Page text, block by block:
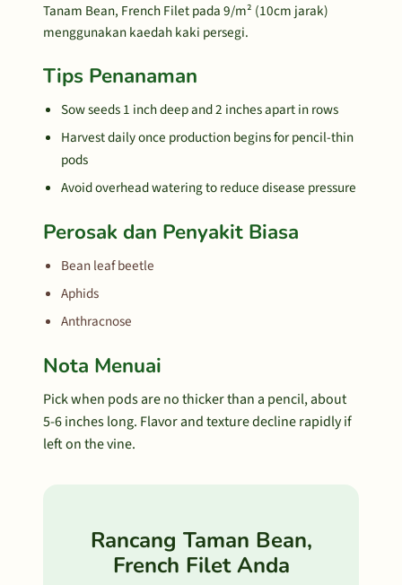
Tanam Bean, French Filet pada 9/m² (10cm jarak)
menggunakan kaedah kaki persegi.
Tips Penanaman
Sow seeds 1 inch deep and 2 inches apart in rows
Harvest daily once production begins for pencil-thin
pods
Avoid overhead watering to reduce disease pressure
Perosak dan Penyakit Biasa
Bean leaf beetle
Aphids
Anthracnose
Nota Menuai
Pick when pods are no thicker than a pencil, about
5-6 inches long. Flavor and texture decline rapidly if
left on the vine.
Rancang Taman Bean,
French Filet Anda